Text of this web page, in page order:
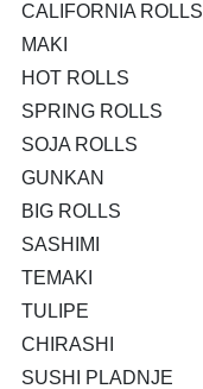
CALIFORNIA ROLLS
MAKI
HOT ROLLS
SPRING ROLLS
SOJA ROLLS
GUNKAN
BIG ROLLS
SASHIMI
TEMAKI
TULIPE
CHIRASHI
SUSHI PLADNJE